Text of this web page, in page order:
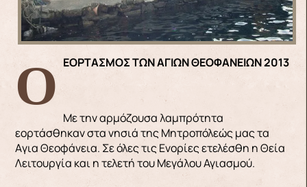
Ο ΕΟΡΤΑΣΜΟΣ ΤΩΝ ΑΓΙΩΝ ΘΕΟΦΑΝΕΙΩΝ 2013
Με την αρμόζουσα λαμπρότητα
εορτάσθηκαν στα νησιά της Μητροπόλεώς μας τα
Aγια Θεοφάνεια. Σε όλες τις Ενορίες ετελέσθη η Θεία
Λειτουργία και η τελετή του Μεγάλου Αγιασμού.